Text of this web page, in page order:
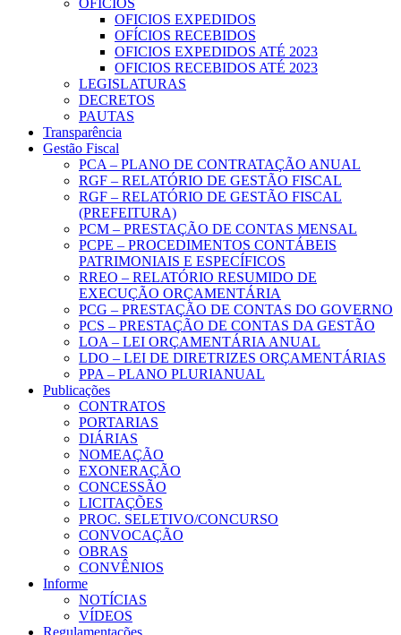
OFICIOS
OFICIOS EXPEDIDOS
OFÍCIOS RECEBIDOS
OFICIOS EXPEDIDOS ATÉ 2023
OFICIOS RECEBIDOS ATÉ 2023
LEGISLATURAS
DECRETOS
PAUTAS
Transparência
Gestão Fiscal
PCA – PLANO DE CONTRATAÇÃO ANUAL
RGF – RELATÓRIO DE GESTÃO FISCAL
RGF – RELATÓRIO DE GESTÃO FISCAL
(PREFEITURA)
PCM – PRESTAÇÃO DE CONTAS MENSAL
PCPE – PROCEDIMENTOS CONTÁBEIS
PATRIMONIAIS E ESPECÍFICOS
RREO – RELATÓRIO RESUMIDO DE
EXECUÇÃO ORÇAMENTÁRIA
PCG – PRESTAÇÃO DE CONTAS DO GOVERNO
PCS – PRESTAÇÃO DE CONTAS DA GESTÃO
LOA – LEI ORÇAMENTÁRIA ANUAL
LDO – LEI DE DIRETRIZES ORÇAMENTÁRIAS
PPA – PLANO PLURIANUAL
Publicações
CONTRATOS
PORTARIAS
DIÁRIAS
NOMEAÇÃO
EXONERAÇÃO
CONCESSÃO
LICITAÇÕES
PROC. SELETIVO/CONCURSO
CONVOCAÇÃO
OBRAS
CONVÊNIOS
Informe
NOTÍCIAS
VÍDEOS
Regulamentações